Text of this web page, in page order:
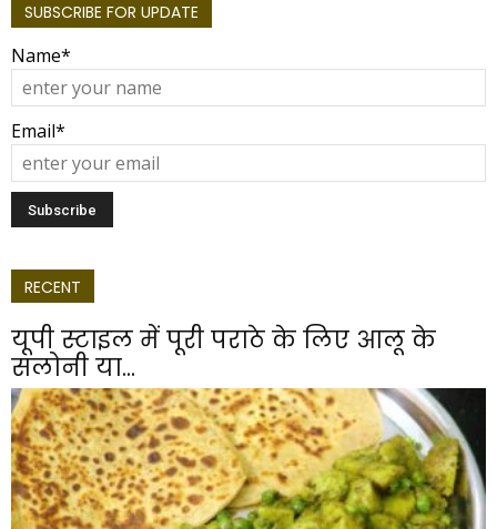
SUBSCRIBE FOR UPDATE
Name*
Email*
RECENT
यूपी स्टाइल में पूरी पराठे के लिए आलू के
सलोनी या...